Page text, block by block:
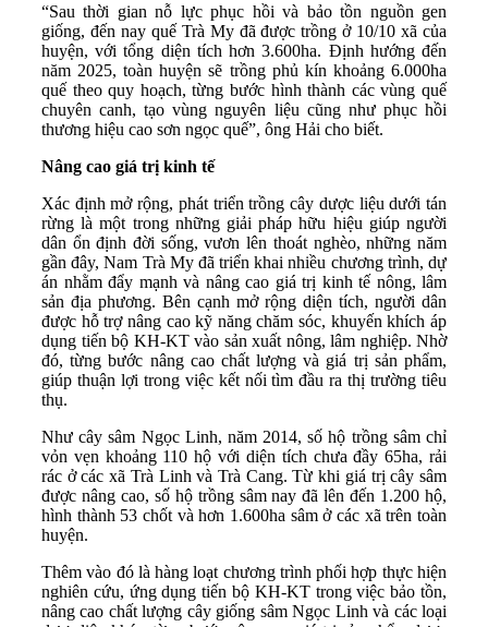
“Sau thời gian nỗ lực phục hồi và bảo tồn nguồn gen
giống, đến nay quế Trà My đã được trồng ở 10/10 xã của
huyện, với tổng diện tích hơn 3.600ha. Định hướng đến
năm 2025, toàn huyện sẽ trồng phủ kín khoảng 6.000ha
quế theo quy hoạch, từng bước hình thành các vùng quế
chuyên canh, tạo vùng nguyên liệu cũng như phục hồi
thương hiệu cao sơn ngọc quế”, ông Hải cho biết.
Nâng cao giá trị kinh tế
Xác định mở rộng, phát triển trồng cây dược liệu dưới tán
rừng là một trong những giải pháp hữu hiệu giúp người
dân ổn định đời sống, vươn lên thoát nghèo, những năm
gần đây, Nam Trà My đã triển khai nhiều chương trình, dự
án nhằm đẩy mạnh và nâng cao giá trị kinh tế nông, lâm
sản địa phương. Bên cạnh mở rộng diện tích, người dân
được hỗ trợ nâng cao kỹ năng chăm sóc, khuyến khích áp
dụng tiến bộ KH-KT vào sản xuất nông, lâm nghiệp. Nhờ
đó, từng bước nâng cao chất lượng và giá trị sản phẩm,
giúp thuận lợi trong việc kết nối tìm đầu ra thị trường tiêu
thụ.
Như cây sâm Ngọc Linh, năm 2014, số hộ trồng sâm chỉ
vỏn vẹn khoảng 110 hộ với diện tích chưa đầy 65ha, rải
rác ở các xã Trà Linh và Trà Cang. Từ khi giá trị cây sâm
được nâng cao, số hộ trồng sâm nay đã lên đến 1.200 hộ,
hình thành 53 chốt và hơn 1.600ha sâm ở các xã trên toàn
huyện.
Thêm vào đó là hàng loạt chương trình phối hợp thực hiện
nghiên cứu, ứng dụng tiến bộ KH-KT trong việc bảo tồn,
nâng cao chất lượng cây giống sâm Ngọc Linh và các loại